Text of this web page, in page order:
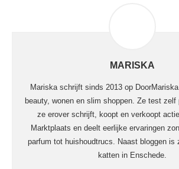
MARISKA
Mariska schrijft sinds 2013 op
beauty, wonen en slim shoppen. Ze test zelf
ze erover schrijft, koopt en verkoopt
Marktplaats en deelt eerlijke ervaringen
parfum tot huishoudtrucs. Naast bloggen is
katten in Enschede.